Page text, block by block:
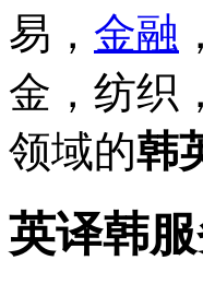
易， 金融
金，纺织
领域的韩
英译韩